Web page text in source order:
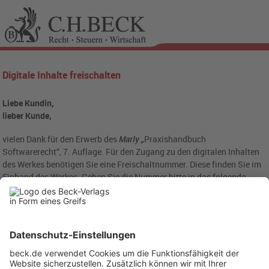
Digitale Inhalte freischalten
Liebe Kundin,
lieber Kunde,
vielen Dank für den Erwerb desMarly „Praxishandbuch
Softwarerecht“, 7. Auflage. Für den Zugang zu den digitalen Inhalten
des Werkes benötigen Sie eine Freischaltnummer. Diese finden Sie im
Einband des Werkes. Geben Sie die Nummer bitte in das folgende
Eingabefeld ein: